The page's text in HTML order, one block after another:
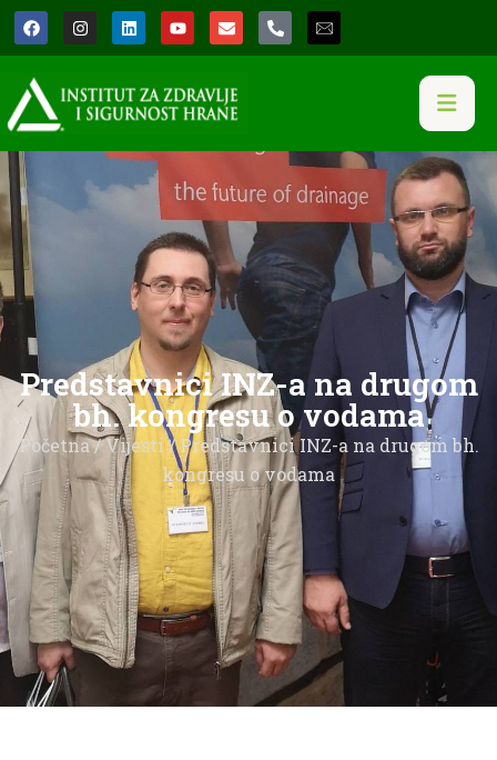
Predstavnici INZ-a na drugom
bh. kongresu o vodama
Početna/Vijesti/ Predstavnici INZ-a na drugom bh.
kongresu o vodama